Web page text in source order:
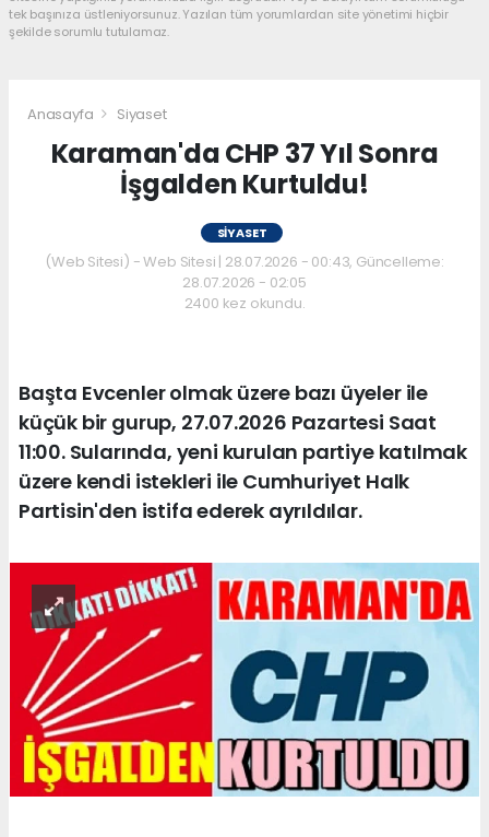
tek başınıza üstleniyorsunuz. Yazılan tüm yorumlardan site yönetimi hiçbir
şekilde sorumlu tutulamaz.
Anasayfa Siyaset
Karaman'da CHP 37 Yıl Sonra
İşgalden Kurtuldu!
SIYASET
(Web Sitesi) - Web Sitesi | 28.07.2026 - 00:43, Güncelleme:
28.07.2026 - 02:05
2400 kez okundu.
Başta Evcenler olmak üzere bazı üyeler ile
küçük bir gurup, 27.07.2026 Pazartesi Saat
11:00. Sularında, yeni kurulan partiye katılmak
üzere kendi istekleri ile Cumhuriyet Halk
Partisin'den istifa ederek ayrıldılar.